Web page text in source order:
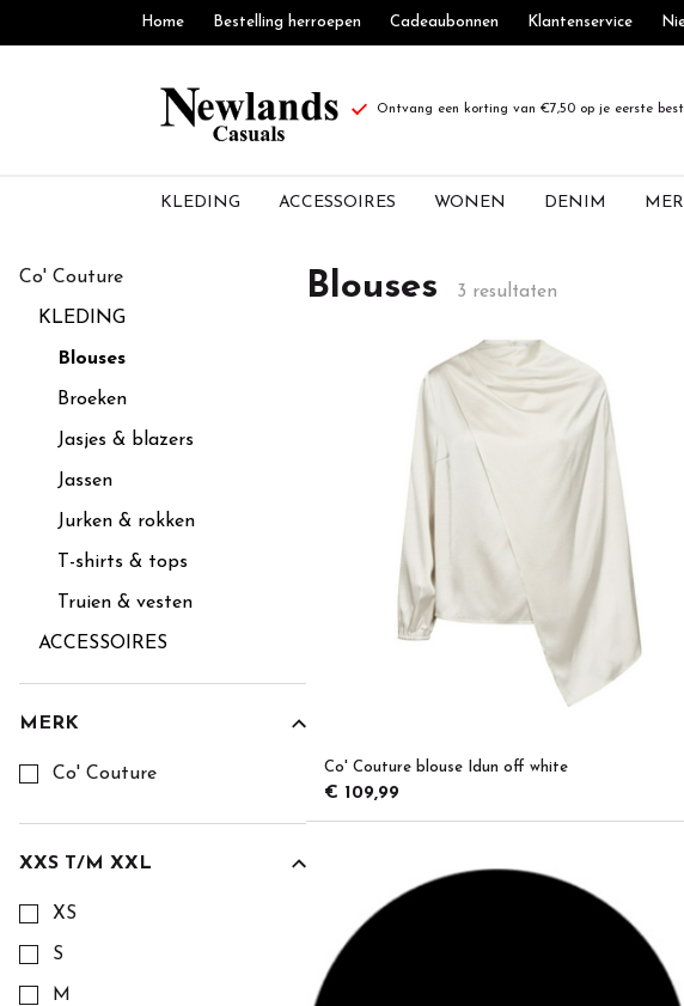
Home Bestelling herroepen Cadeaubonnen Klantenservice
Ontvang een korting van €7,50 op je eerste
KLEDING ACCESSOIRES WONEN DENIM
Blouses
Newlands
Casuals
Co' Couture
KLEDING
Blouses
Broeken
Jasjes & blazers
Jassen
Jurken & rokken
T-shirts & tops
Truien & vesten
ACCESSOIRES
MERK
Co' Couture
XXS T/M XXL
XS
S
M
Blouses 3 resultaten
Co' Couture blouse Idun off white
€ 109,99